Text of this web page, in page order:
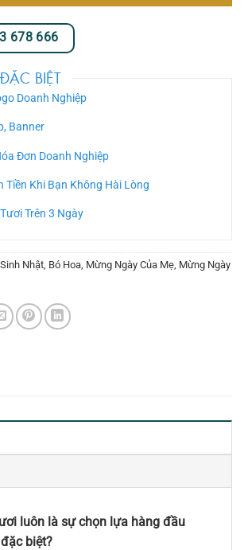
678 666
BIỆT
Doanh Nghiệp
Banner
Đơn Doanh Nghiệp
Tiền Khi Bạn Không Hài Lòng
Trên 3 Ngày
Nhật Bó Hoa Mừng Ngày Của Mẹ Mừng Ngày
luôn là sự chọn lựa hàng đầu
biệt?